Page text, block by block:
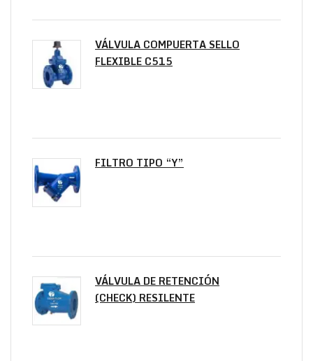
VÁLVULA COMPUERTA SELLO
FLEXIBLE C515
FILTRO TIPO “Y”
VÁLVULA DE RETENCIÓN
(CHECK) RESILENTE